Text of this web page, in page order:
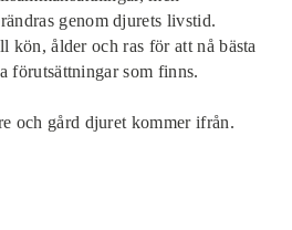
genom djurets livstid.
kön, ålder och ras för att nå bästa
förutsättningar som finns.
och gård djuret kommer ifrån.